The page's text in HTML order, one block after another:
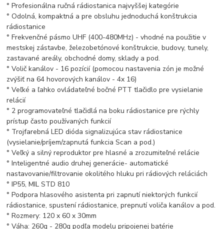
° Profesionálna ručná rádiostanica najvyššej kategórie
° Odolná, kompaktná a pre obsluhu jednoduchá konštrukcia
rádiostanice
° Frekvenčné pásmo UHF (400-480MHz) - vhodné na použitie v
mestskej zástavbe, železobetónové konštrukcie, budovy, tunely,
zastavané areály, obchodné domy, sklady a pod.
° Volič kanálov - 16 pozícií (pomocou nastavenia zón je možné
zvýšiť na 64 hovorových kanálov - 4x 16)
° Veľké a ľahko ovládateľné bočné PTT tlačidlo pre vysielanie
relácií
° 2 programovateľné tlačidlá na boku rádiostanice pre rýchly
prístup často používaných funkcií
° Trojfarebná LED dióda signalizujúca stav rádiostanice
(vysielanie/príjem/zapnutá funkcia Scan a pod.)
° Veľký a silný reproduktor pre hlasné a zrozumiteľné relácie
° Inteligentné audio druhej generácie- automatické
nastavovanie/filtrovanie okolitého hluku pri rádiových reláciách
° IP55, MIL STD 810
° Podpora hlasového asistenta pri zapnutí niektorých funkcií
rádiostanice, spustení rádiostanice, prepnutí voliča kanálov a pod.
° Rozmery: 120 x 60 x 30mm
° Váha: 260g - 280g podľa modelu pripojenej batérie